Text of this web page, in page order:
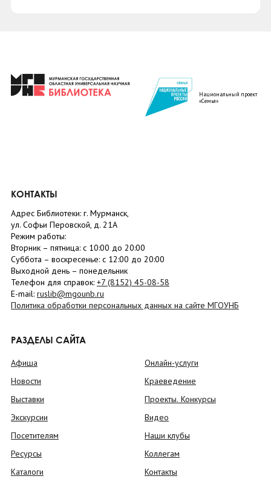
Национальный проект
«Семья»
КОНТАКТЫ
Адрес Библиотеки: г. Мурманск,
ул. Софьи Перовской, д. 21А
Режим работы:
Вторник – пятница: с 10:00 до 20:00
Суббота – воскресенье: c 12:00 до 20:00
Выходной день – понедельник
Телефон для справок: +7 (8152) 45-08-58
E-mail: ruslib@mgounb.ru
Политика обработки персональных данных на сайте МГОУНБ
РАЗДЕЛЫ САЙТА
Афиша
Новости
Выставки
Экскурсии
Посетителям
Ресурсы
Каталоги
Онлайн-услуги
Краеведение
Проекты. Конкурсы
Видео
Наши клубы
Коллегам
Контакты